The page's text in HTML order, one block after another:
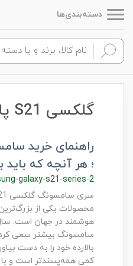
دسته‌بندی‌ها
گلکسی S21 پلاس
؛ هر آنچه که باید
galaxy-s21-series-2
محصولات یکی از
سامسونگ بیشتر سعی کرد
کمی همه‌پسندتر است و